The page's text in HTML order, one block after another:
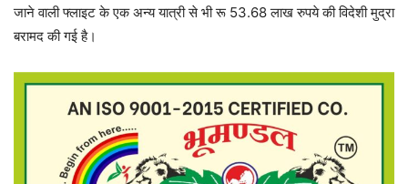
जाने वाली फ्लाइट के एक अन्य यात्री से भी रू 53.68 लाख रुपये की विदेशी मुद्रा
बरामद की गई है।